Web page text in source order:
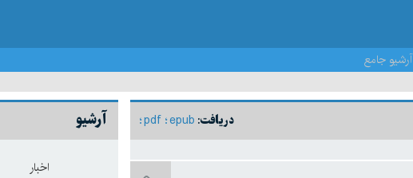
آرشیو جامع
دریافت: epub
pdf آرشیو
اخبار